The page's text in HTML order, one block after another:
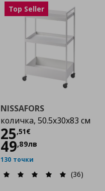
Top Seller
NISSAFORS
количка, 50.5x30x83 см
25,51€
Цена
49,89лв
130 точки
(36)